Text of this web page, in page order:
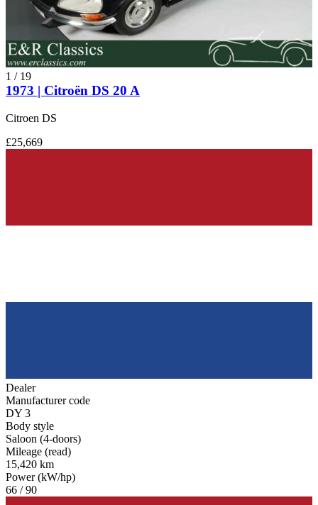
1 / 19
1973 | Citroën DS 20 A
Citroen DS
£25,669
Dealer
Manufacturer code
DY 3
Body style
Saloon (4-doors)
Mileage (read)
15,420 km
Power (kW/hp)
66 / 90